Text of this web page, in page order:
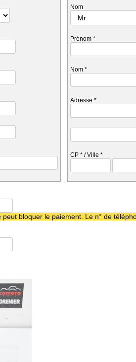
Nom
Prénom *
Nom *
Adresse *
CP * / Ville *
bloquer le paiement. Le n° de